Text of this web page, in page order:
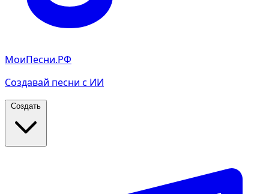
МоиПесни.РФ
Создавай песни с ИИ
Создать